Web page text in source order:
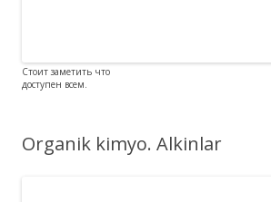
Стоит заметить что
доступен всем.
Organik kimyo. Alkinlar